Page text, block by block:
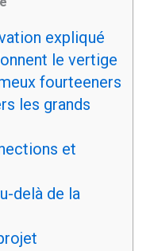
expliqué
le vertige
fourteeners
les grands
et
delà de la